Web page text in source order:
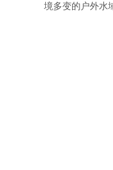
境多变的户外水